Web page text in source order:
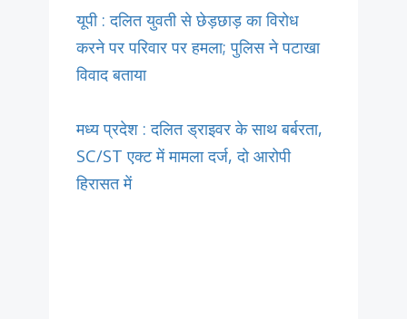
यूपी : दलित युवती से छेड़छाड़ का विरोध
करने पर परिवार पर हमला; पुलिस ने पटाखा
विवाद बताया
मध्य प्रदेश : दलित ड्राइवर के साथ बर्बरता,
SC/ST एक्ट में मामला दर्ज, दो आरोपी
हिरासत में